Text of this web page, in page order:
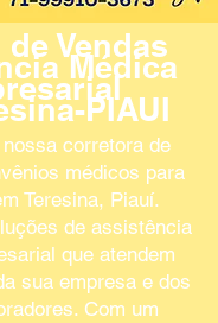
Vendas
Médica
PIAUI
corretora de
médicos para
Teresina, Piauí.
de assistência
que atendem
sua empresa e dos
Com um